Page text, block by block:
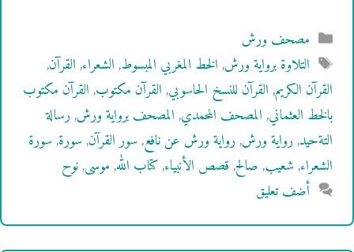
التصنيفات
مصحف ورش
الوسوم
التلاوة برواية ورش,الخط المغربي المبسوط,الشعراء,القرآن,
القرآن الكريم,القرآن للنسخ الحاسوبي,القرآن مكتوب,القرآن مكتوب
بالخط العثماني,المصحف المحمدي,المصحف برواية ورش,رسالة
التةحيد,رواية ورش,رواية ورش عن نافع,سور القرآن,سورة,سورة
الشعراء,شعيب,صالح,قصص الأنبياء,كتاب الله,موسى,نوح
أضف تعليق